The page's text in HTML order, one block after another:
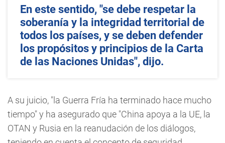
En este sentido, "se debe respetar la
soberanía y la integridad territorial de
todos los países, y se deben defender
los propósitos y principios de la Carta
de las Naciones Unidas", dijo.
A su juicio, "la Guerra Fría ha terminado hace mucho
tiempo" y ha asegurado que "China apoya a la UE, la
OTAN y Rusia en la reanudación de los diálogos,